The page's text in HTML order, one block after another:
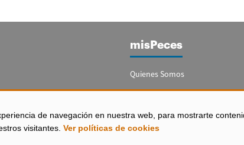
de navegación en nuestra web, para mostrarte
visitantes. Ver políticas de cookies
misPeces
Quienes Somos
Publicidad
Contacto
Configurar Cookies